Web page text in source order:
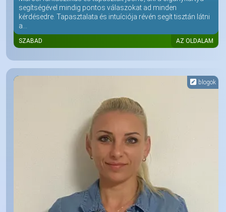
segítségével mindig pontos válaszokat ad minden
kérdésedre. Tapasztalata és intuíciója révén segít tisztán látni
a...
SZABAD AZ OLDALAM
blogok